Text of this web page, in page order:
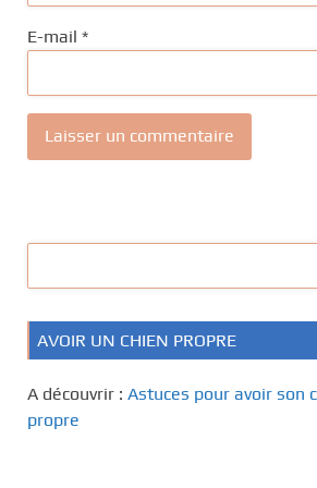
E-mail *
AVOIR UN CHIEN PROPRE
A découvrir : Astuces pour avoir son
propre